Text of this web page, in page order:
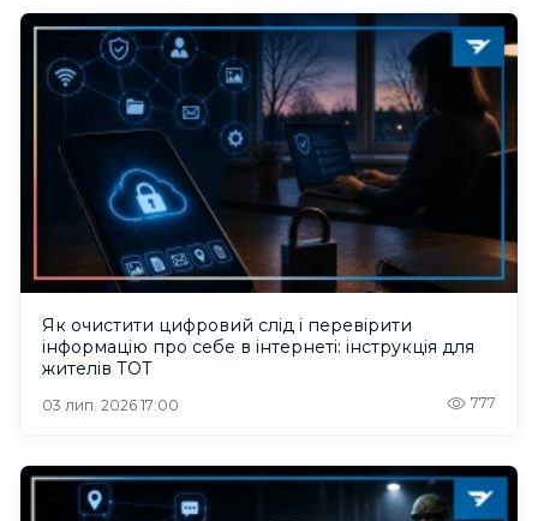
Як очистити цифровий слід і перевірити
інформацію про себе в інтернеті: інструкція для
жителів ТОТ
03 лип. 2026 17:00 777